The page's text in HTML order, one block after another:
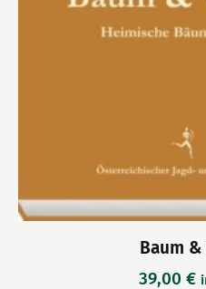
Baum
39,00 €